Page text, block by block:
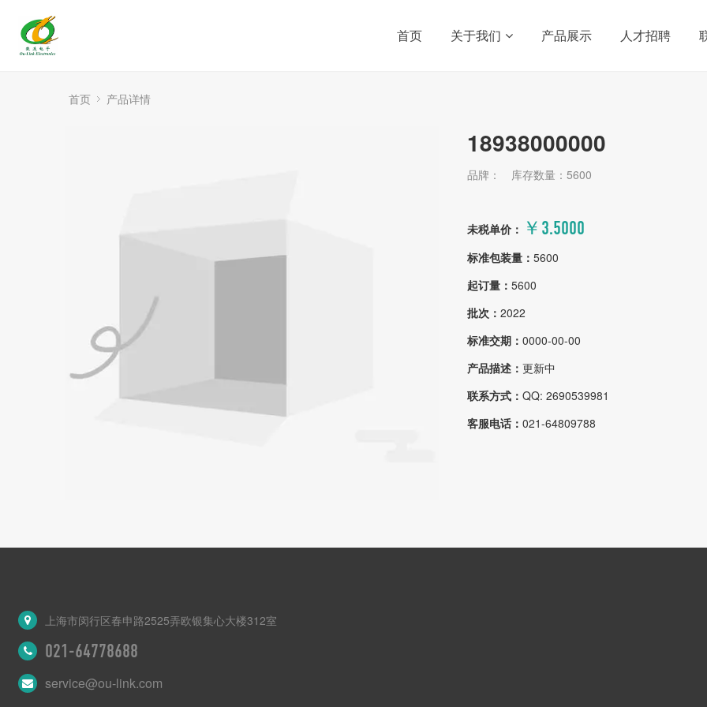
首页 关于我们 产品展示 人才招聘
首页 产品详情
18938000000
品牌： 库存数量：5600
未税单价： ￥3.5000
标准包装量： 5600
起订量： 5600
批次： 2022
标准交期： 0000-00-00
产品描述： 更新中
联系方式： QQ: 2690539981
客服电话： 021-64809788
上海市闵行区春申路2525弄欧银集心大楼312室
021-64778688
service@ou-link.com